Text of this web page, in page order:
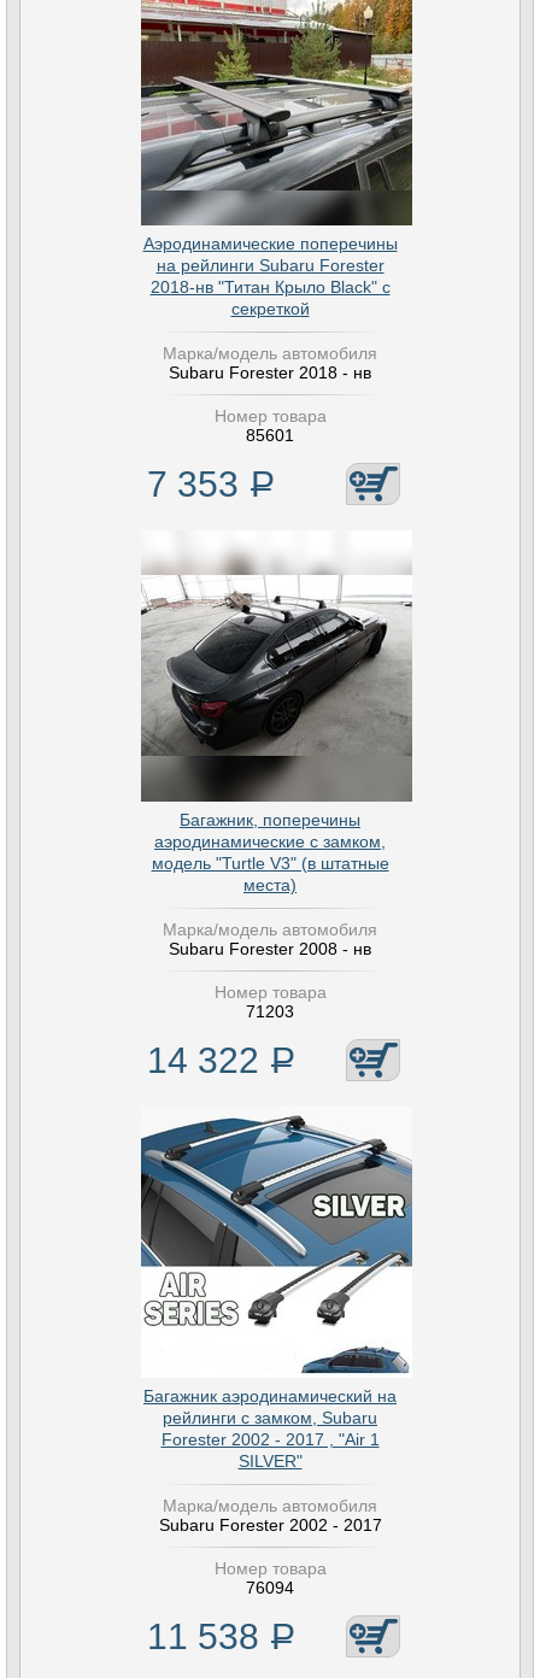
Аэродинамические поперечины
на рейлинги Subaru Forester
2018-нв "Титан Крыло Black" с
секреткой
Марка/модель автомобиля
Subaru Forester 2018 - нв
Номер товара
85601
7 353 Р
Багажник, поперечины
аэродинамические с замком,
модель "Turtle V3" (в штатные
места)
Марка/модель автомобиля
Subaru Forester 2008 - нв
Номер товара
71203
14 322 Р
Багажник аэродинамический на
рейлинги с замком, Subaru
Forester 2002 - 2017 , "Air 1
SILVER"
Марка/модель автомобиля
Subaru Forester 2002 - 2017
Номер товара
76094
11 538 Р